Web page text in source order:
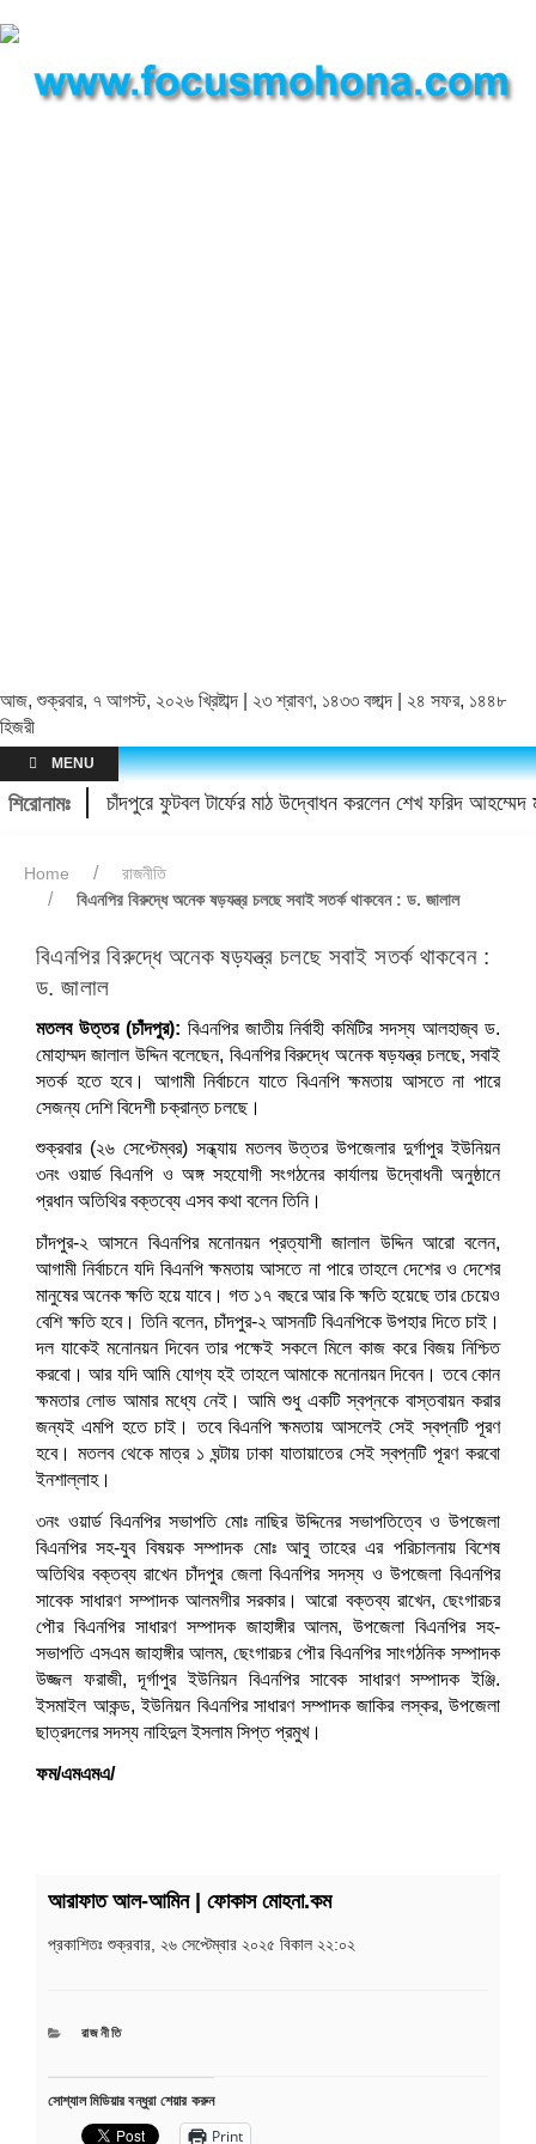
আজ, শুক্রবার, ৭ আগস্ট, ২০২৬ খ্রিষ্টাব্দ | ২৩ শ্রাবণ, ১৪৩৩ বঙ্গাব্দ | ২৪ সফর, ১৪৪৮
হিজরী
MENU
শিরোনামঃ চাঁদপুরে ফুটবল টার্ফের মাঠ উদ্বোধন করলেন শেখ ফরিদ আহম্মেদ
Home
রাজনীতি
বিএনপির বিরুদ্ধে অনেক ষড়যন্ত্র চলছে সবাই সতর্ক থাকবেন : ড. জালাল
বিএনপির বিরুদ্ধে অনেক ষড়যন্ত্র চলছে সবাই সতর্ক থাকবেন :
ড. জালাল
মতলব উত্তর (চাঁদপুর): বিএনপির জাতীয় নির্বাহী কমিটির সদস্য আলহাজ্ব ড.
মোহাম্মদ জালাল উদ্দিন বলেছেন, বিএনপির বিরুদ্ধে অনেক ষড়যন্ত্র চলছে, সবাই
সতর্ক হতে হবে। আগামী নির্বাচনে যাতে বিএনপি ক্ষমতায় আসতে না পারে
সেজন্য দেশি বিদেশী চক্রান্ত চলছে।
শুক্রবার (২৬ সেপ্টেম্বর) সন্ধ্যায় মতলব উত্তর উপজেলার দুর্গাপুর ইউনিয়ন
৩নং ওয়ার্ড বিএনপি ও অঙ্গ সহযোগী সংগঠনের কার্যালয় উদ্বোধনী অনুষ্ঠানে
প্রধান অতিথির বক্তব্যে এসব কথা বলেন তিনি।
চাঁদপুর-২ আসনে বিএনপির মনোনয়ন প্রত্যাশী জালাল উদ্দিন আরো বলেন,
আগামী নির্বাচনে যদি বিএনপি ক্ষমতায় আসতে না পারে তাহলে দেশের ও দেশের
মানুষের অনেক ক্ষতি হয়ে যাবে। গত ১৭ বছরে আর কি ক্ষতি হয়েছে তার চেয়েও
বেশি ক্ষতি হবে। তিনি বলেন, চাঁদপুর-২ আসনটি বিএনপিকে উপহার দিতে চাই।
দল যাকেই মনোনয়ন দিবেন তার পক্ষেই সকলে মিলে কাজ করে বিজয় নিশ্চিত
করবো। আর যদি আমি যোগ্য হই তাহলে আমাকে মনোনয়ন দিবেন। তবে কোন
ক্ষমতার লোভ আমার মধ্যে নেই। আমি শুধু একটি স্বপ্নকে বাস্তবায়ন করার
জন্যই এমপি হতে চাই। তবে বিএনপি ক্ষমতায় আসলেই সেই স্বপ্নটি পূরণ
হবে। মতলব থেকে মাত্র ১ ঘন্টায় ঢাকা যাতায়াতের সেই স্বপ্নটি পূরণ করবো
ইনশাল্লাহ।
৩নং ওয়ার্ড বিএনপির সভাপতি মোঃ নাছির উদ্দিনের সভাপতিত্বে ও উপজেলা
বিএনপির সহ-যুব বিষয়ক সম্পাদক মোঃ আবু তাহের এর পরিচালনায় বিশেষ
অতিথির বক্তব্য রাখেন চাঁদপুর জেলা বিএনপির সদস্য ও উপজেলা বিএনপির
সাবেক সাধারণ সম্পাদক আলমগীর সরকার। আরো বক্তব্য রাখেন, ছেংগারচর
পৌর বিএনপির সাধারণ সম্পাদক জাহাঙ্গীর আলম, উপজেলা বিএনপির সহ-
সভাপতি এসএম জাহাঙ্গীর আলম, ছেংগারচর পৌর বিএনপির সাংগঠনিক সম্পাদক
উজ্জল ফরাজী, দূর্গাপুর ইউনিয়ন বিএনপির সাবেক সাধারণ সম্পাদক ইঞ্জি.
ইসমাইল আকন্ড, ইউনিয়ন বিএনপির সাধারণ সম্পাদক জাকির লস্কর, উপজেলা
ছাত্রদলের সদস্য নাহিদুল ইসলাম সিপ্ত প্রমুখ।
ফম/এমএমএ/
আরাফাত আল-আমিন | ফোকাস মোহনা.কম
প্রকাশিতঃ শুক্রবার, ২৬ সেপ্টেম্বার ২০২৫ বিকাল ২২:০২
CATEGORIES
রাজনীতি
সোশ্যাল মিডিয়ার বন্ধুরা শেয়ার করুন
Print